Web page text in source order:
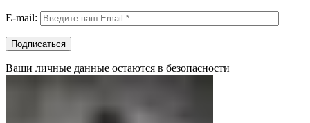
E-mail:
Ваши личные данные остаются в безопасности